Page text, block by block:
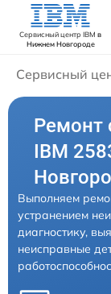
Сервисный центр IBM в
Нижнем Новгороде
Сервисный
Ремонт
IBM
Выполняем
устранением
диагностику,
неисправные